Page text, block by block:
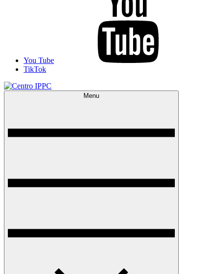
You Tube
TikTok
Menu